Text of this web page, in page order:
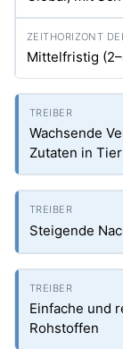
Mittelfristig
Wachsende
Zutaten in
Steigende
Einfache und
Rohstoffen